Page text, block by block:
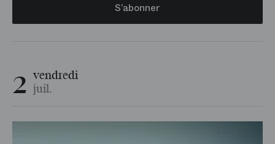
S’abonner
2 vendredi
juil.